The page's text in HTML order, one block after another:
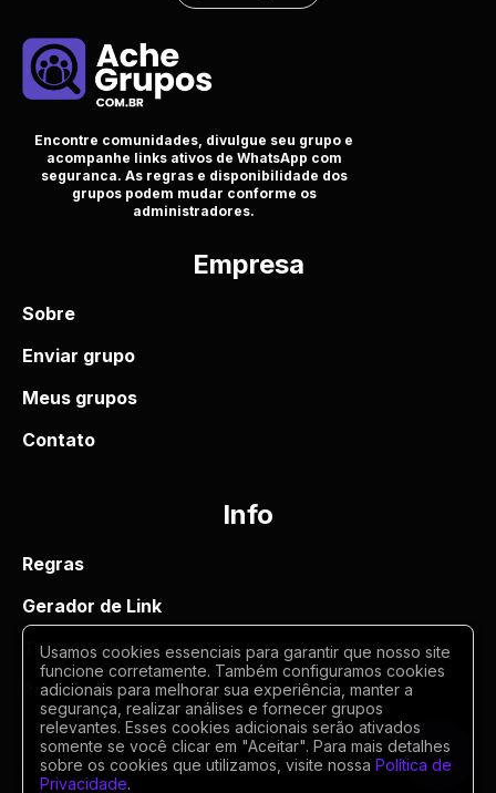
Encontre comunidades, divulgue seu grupo e
acompanhe links ativos de WhatsApp com
seguranca. As regras e disponibilidade dos
grupos podem mudar conforme os
administradores.
Empresa
Sobre
Enviar grupo
Meus grupos
Contato
Info
Regras
Gerador de Link
Termos de uso
Politica de privacidade
Usamos cookies essenciais para garantir que nosso site
funcione corretamente. Também configuramos cookies
adicionais para melhorar sua experiência, manter a
segurança, realizar análises e fornecer grupos
relevantes. Esses cookies adicionais serão ativados
somente se você clicar em "Aceitar". Para mais detalhes
sobre os cookies que utilizamos, visite nossa Política de
Privacidade.